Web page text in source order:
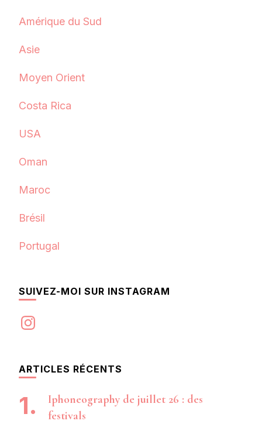
Amérique du Sud
Asie
Moyen Orient
Costa Rica
USA
Oman
Maroc
Brésil
Portugal
SUIVEZ-MOI SUR INSTAGRAM
Instagram
ARTICLES RÉCENTS
Iphoneography de juillet 26 : des
festivals